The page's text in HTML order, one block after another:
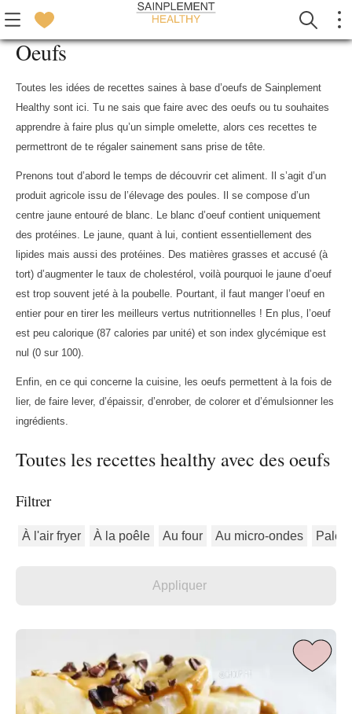
Oeufs
Toutes les idées de recettes saines à base d’oeufs de Sainplement
Healthy sont ici. Tu ne sais que faire avec des oeufs ou tu souhaites
apprendre à faire plus qu’un simple omelette, alors ces recettes te
permettront de te régaler sainement sans prise de tête.
Prenons tout d’abord le temps de découvrir cet aliment. Il s’agit d’un
produit agricole issu de l’élevage des poules. Il se compose d’un
centre jaune entouré de blanc. Le blanc d’oeuf contient uniquement
des protéines. Le jaune, quant à lui, contient essentiellement des
lipides mais aussi des protéines. Des matières grasses et accusé (à
tort) d’augmenter le taux de cholestérol, voilà pourquoi le jaune d’oeuf
est trop souvent jeté à la poubelle. Pourtant, il faut manger l’oeuf en
entier pour en tirer les meilleurs vertus nutritionnelles ! En plus, l’oeuf
est peu calorique (87 calories par unité) et son index glycémique est
nul (0 sur 100).
Enfin, en ce qui concerne la cuisine, les oeufs permettent à la fois de
lier, de faire lever, d’épaissir, d’enrober, de colorer et d’émulsionner les
ingrédients.
Toutes les recettes healthy avec des oeufs
Filtrer
À l'air fryer À la poêle Au four Au micro-ondes Paléo